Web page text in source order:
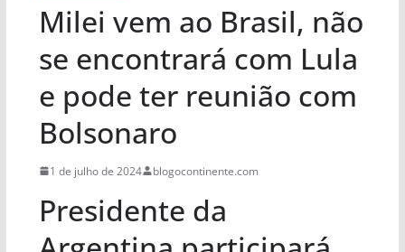
Milei vem ao Brasil, não
se encontrará com Lula
e pode ter reunião com
Bolsonaro
1 de julho de 2024 blogocontinente.com
Presidente da